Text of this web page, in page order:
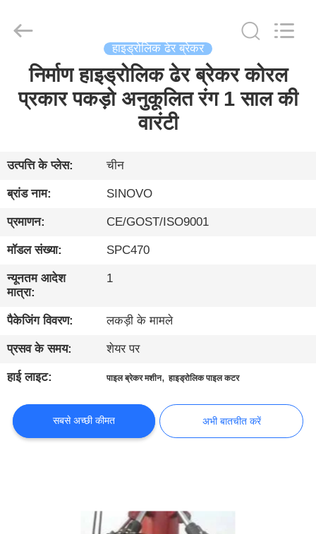
वीआर
दिखाएँ
हमारे
बारे
में
कारखाना
भ्रमण
नियंत्रण
Sinovo
Heavy
Reserved.
हाइड्रोलिक ढेर ब्रेकर
निर्माण हाइड्रोलिक ढेर ब्रेकर कोरल
प्रकार पकड़ो अनुकूलित रंग 1 साल की
वारंटी
उत्पत्ति के प्लेस: चीन
ब्रांड नाम: SINOVO
प्रमाणन: CE/GOST/ISO9001
मॉडल संख्या: SPC470
न्यूनतम आदेश
मात्रा:
1
पैकेजिंग विवरण: लकड़ी के मामले
प्रसव के समय: शेयर पर
हाई लाइट: पाइल ब्रेकर मशीन,हाइड्रोलिक पाइल कटर
सबसे अच्छी कीमत अभी बातचीत करें